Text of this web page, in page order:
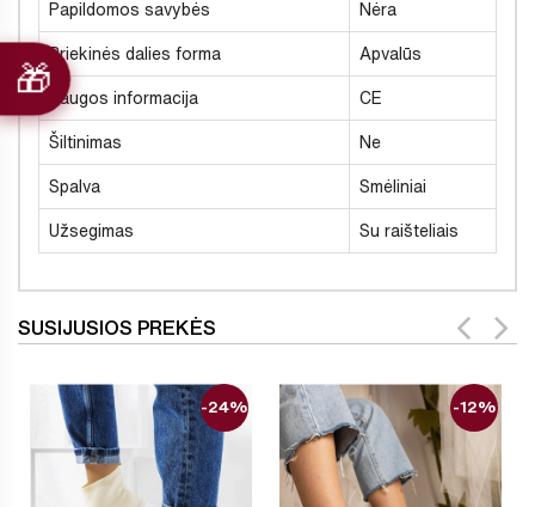
Papildomos savybės Nėra
Priekinės dalies forma Apvalūs
Saugos informacija CE
Šiltinimas Ne
Spalva Smėliniai
Užsegimas Su raišteliais
SUSIJUSIOS PREKĖS
-24% -12%